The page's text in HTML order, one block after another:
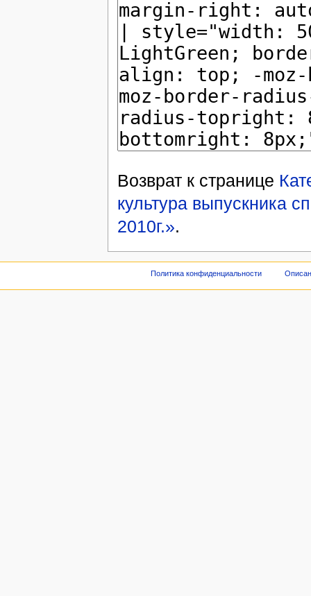
Возврат к странице
культура выпускника
2010г.».
Политика конфиденциальности